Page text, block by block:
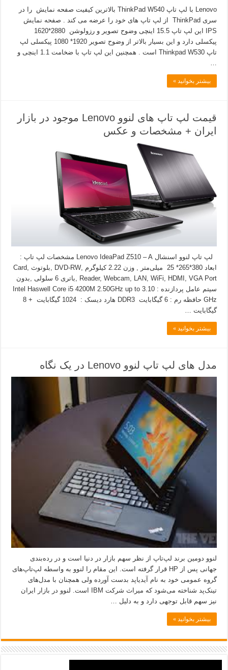
Lenovo با لپ تاپ ThinkPad W540 بالاترین کیفیت صفحه نمایش را در
سری ThinkPad از لپ تاپ های خود را عرضه می کند . صفحه نمایش
IPS این لپ تاپ 15.5 اینچی وضوح تصویر و رزولوشن 2880*1620
پیکسلی دارد و این بسیار بالاتر از وضوح تصویر 1920* 1080 پیکسلی لپ
تاپ Thinkpad W530 است . همچنین این لپ تاپ با ضخامت 1.1 اینچی و
…
بیشتر بخوانید »
قیمت لپ تاپ های لنوو Lenovo موجود در بازار
ایران + مشخصات و عکس
لپ تاپ لنوو اسنشال Lenovo IdeaPad Z510 – A مشخصات لپ تاپ :
ابعاد 380*265* 25 میلی‌متر , وزن 2.22 کیلوگرم ,DVD-RW ,بلوتوث ,Card
Reader, Webcam, LAN, WiFi, HDMI, VGA Port ,باتری 6 سلولی ,بدون
سیتم عامل پردازنده : Intel Haswell Core i5 4200M 2.50GHz up to 3.10
GHz حافظه رم : 6 گیگابایت DDR3 هارد دیسک : 1024 گیگابایت + 8
گیگابایت …
بیشتر بخوانید »
مدل های لپ تاپ لنوو Lenovo در یک نگاه
لنوو دومین برند لپ‌تاپ از نظر سهم بازار در دنیا است و در رده‌بندی
جهانی پس از HP قرار گرفته است. این مقام را لنوو به واسطه لپ‌تاپ‌های
گروه عمومی خود به نام آیدیاپد بدست آورده ولی همچنان با مدل‌های
تینک‌پد شناخته می‌شود که میراث شرکت IBM است. لنوو در بازار ایران
نیز سهم قابل توجهی دارد و به دلیل …
بیشتر بخوانید »